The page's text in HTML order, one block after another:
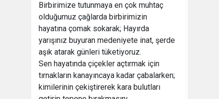
Birbirimize tutunmaya en çok muhtaç
olduğumuz çağlarda birbirimizin
hayatına çomak sokarak; Hayırda
yarışınız buyuran medeniyete inat, şerde
aşık atarak günleri tüketiyoruz.
Sen hayatında çiçekler açtırmak için
tırnakların kanayıncaya kadar çabalarken;
kimilerinin çekiştirerek kara bulutları